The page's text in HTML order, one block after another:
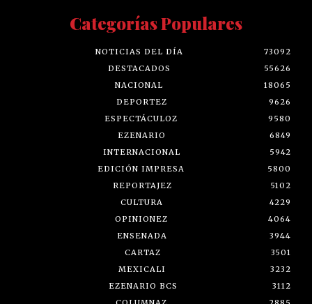
Categorías Populares
NOTICIAS DEL DÍA
73092
DESTACADOS
55626
NACIONAL
18065
DEPORTEZ
9626
ESPECTÁCULOZ
9580
EZENARIO
6849
INTERNACIONAL
5942
EDICIÓN IMPRESA
5800
REPORTAJEZ
5102
CULTURA
4229
OPINIONEZ
4064
ENSENADA
3944
CARTAZ
3501
MEXICALI
3232
EZENARIO BCS
3112